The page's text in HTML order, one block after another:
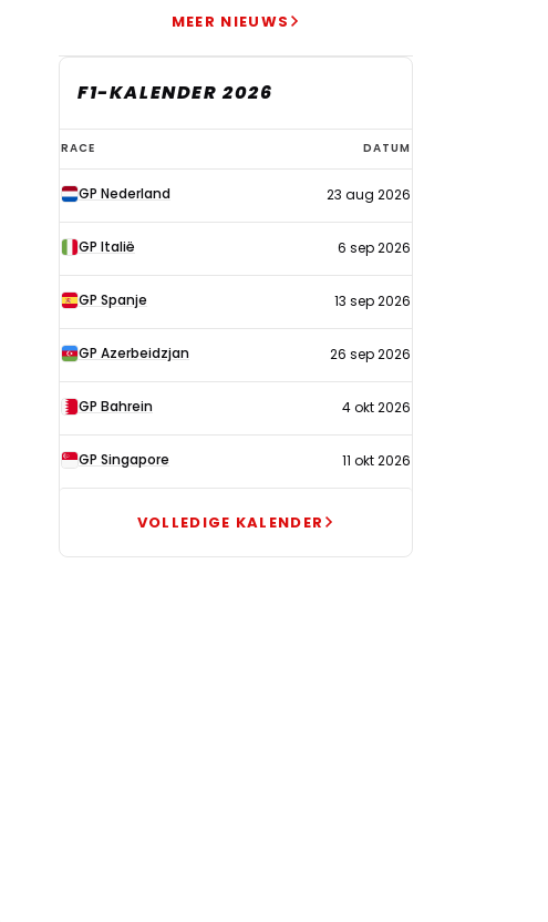
MEER NIEUWS
F1-KALENDER 2026
F1-
kalender
2026
RACE DATUM
GP Nederland 23 aug 2026
GP Italië 6 sep 2026
GP Spanje 13 sep 2026
GP Azerbeidzjan 26 sep 2026
GP Bahrein 4 okt 2026
GP Singapore 11 okt 2026
VOLLEDIGE KALENDER